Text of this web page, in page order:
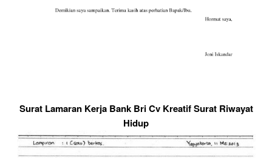
Surat Lamaran Kerja Bank Bri Cv Kreatif Surat Riwayat
Hidup